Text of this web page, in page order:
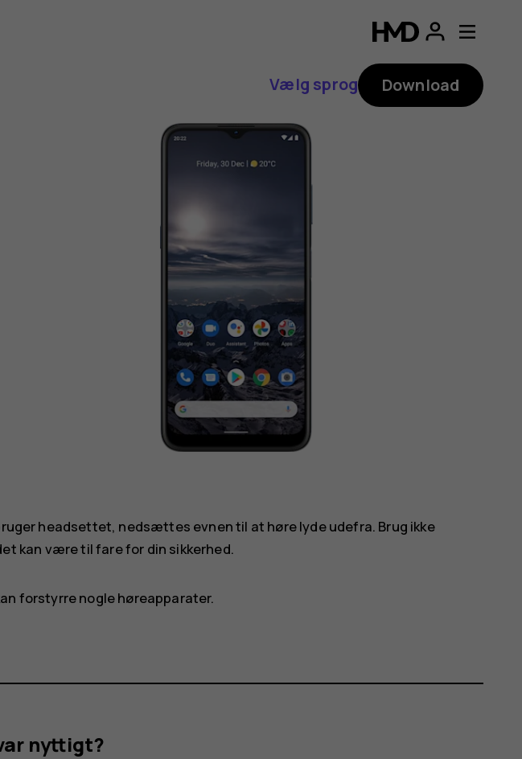
Vælg sprog Download
headsettet, nedsættes evnen til at høre lyde udefra. Brug ikke
kan være til fare for din sikkerhed.
forstyrre nogle høreapparater.
nyttigt?